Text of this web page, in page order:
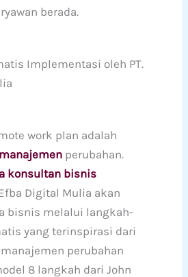
berada.
Implementasi oleh PT.
work plan adalah
manajemen perubahan.
konsultan bisnis
Digital Mulia akan
bisnis melalui langkah-
yang terinspirasi dari
perubahan
8 langkah dari John